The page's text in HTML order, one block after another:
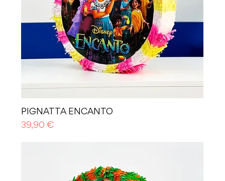
PIGNATTA ENCANTO
Prezzo
39,90 €